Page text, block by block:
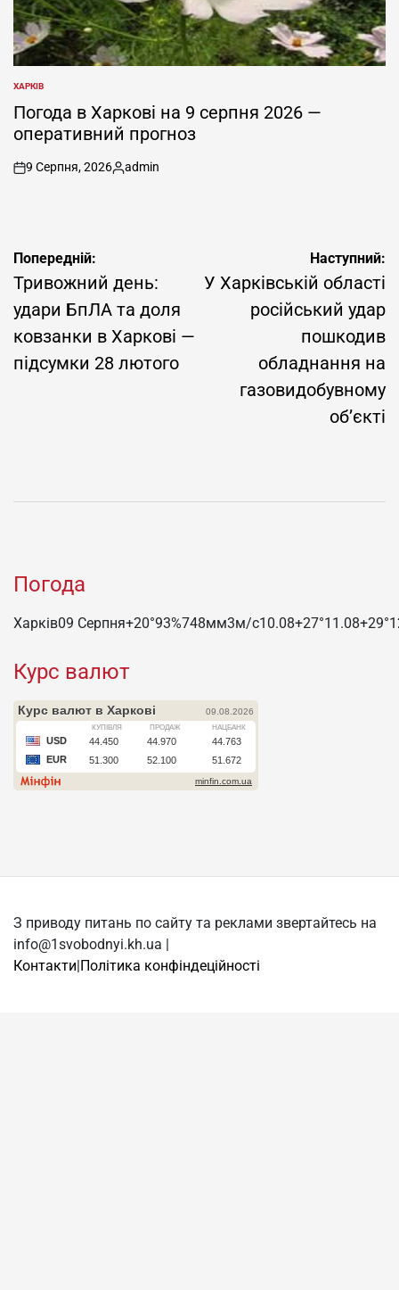
ОПУБЛІКУВАТИ
У
ХАРКІВ
Погода в Харкові на 9 серпня 2026 —
оперативний прогноз
on
9 Серпня, 2026
Опубліковано
admin
Навігація
записів
Попередній:
Тривожний день:
удари БпЛА та доля
ковзанки в Харкові —
підсумки 28 лютого
Наступний:
У Харківській області
російський удар
пошкодив
обладнання на
газовидобувному
об’єкті
Погода
Харків09 Серпня+20°93%748мм3м/c10.08+27°11.08+29°
Курс валют
З приводу питань по сайту та реклами звертайтесь на
info@1svobodnyi.kh.ua |
Контакти|Політика конфіндеційності